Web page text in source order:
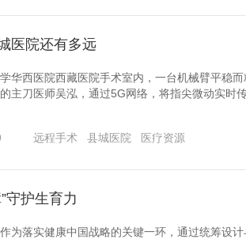
医院还有多远
华西医院西藏医院手术室内，一台机械臂平稳
主刀医师吴泓，通过5G网络，将指尖微动实时
远程手术 县城医院 医疗资源
守护生育力
为落实健康中国战略的关键一环，通过统筹设